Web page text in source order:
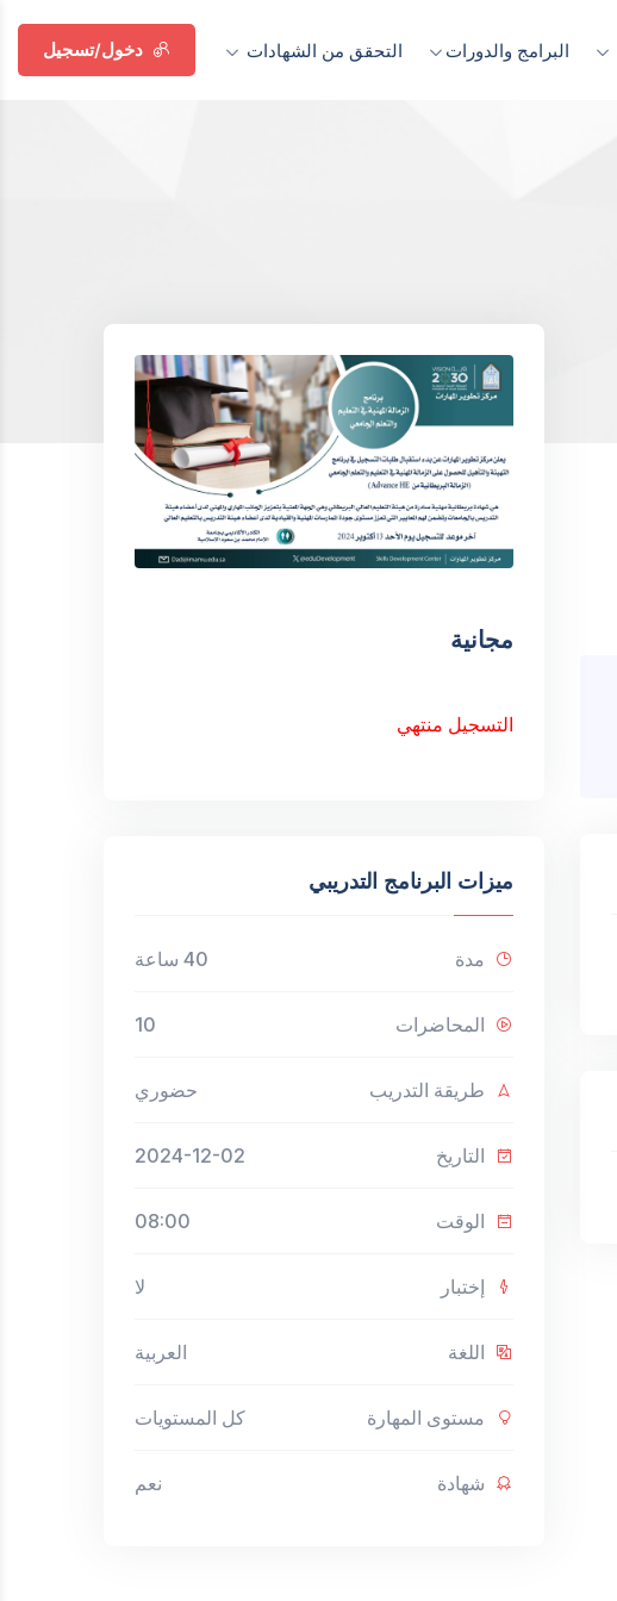
البرامج والدورات التحقق من الشهادات دخول/تسجيل
مجانية
التسجيل منتهي
ميزات البرنامج التدريبي
مدة 40 ساعة
المحاضرات 10
طريقة التدريب حضوري
التاريخ 2024-12-02
الوقت 08:00
إختبار لا
اللغة العربية
مستوى المهارة كل المستويات
شهادة نعم